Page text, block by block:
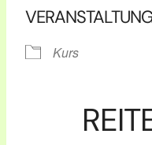
Kurs